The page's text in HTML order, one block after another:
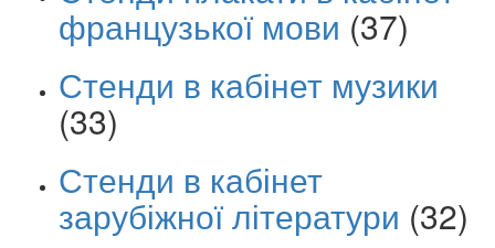
французької мови (37)
Стенди в кабінет музики
(33)
Стенди в кабінет
зарубіжної літератури (32)